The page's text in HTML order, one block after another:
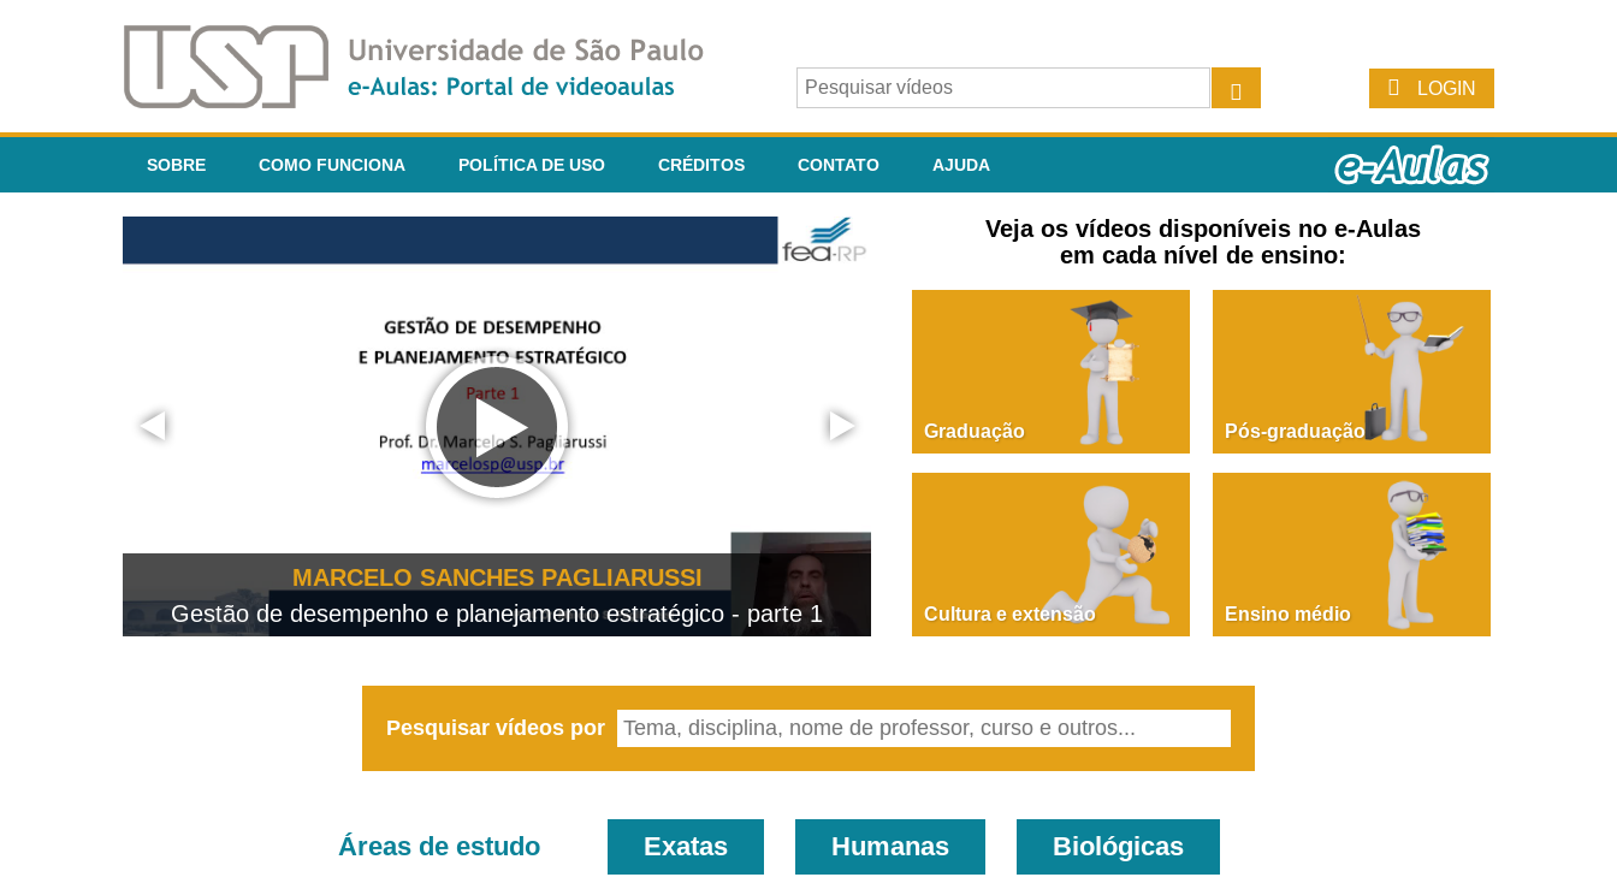
LOGIN
SOBRE COMO FUNCIONA POLÍTICA DE USO CRÉDITOS CONTATO AJUDA
MARCELO SANCHES PAGLIARUSSI
Gestão de desempenho e planejamento estratégico - parte 1
PAOLA GIUSTINA BACCIN
Dire, fare, partire! Aula 1 – parte 1
Veja os vídeos disponíveis no e-Aulas
em cada nível de ensino:
Graduação Pós-graduação
Cultura e extensão Ensino médio
Pesquisar vídeos por
Áreas de estudo Exatas Humanas Biológicas